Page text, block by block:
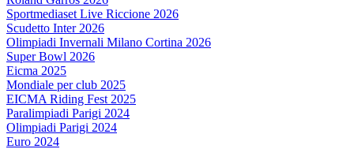
Sportmediaset Live Riccione 2026
Scudetto Inter 2026
Olimpiadi Invernali Milano Cortina 2026
Super Bowl 2026
Eicma 2025
Mondiale per club 2025
EICMA Riding Fest 2025
Paralimpiadi Parigi 2024
Olimpiadi Parigi 2024
Euro 2024